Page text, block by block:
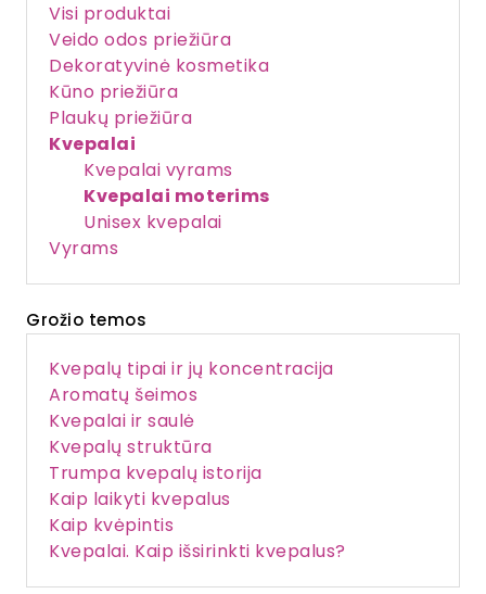
Visi produktai
Veido odos priežiūra
Dekoratyvinė kosmetika
Kūno priežiūra
Plaukų priežiūra
Kvepalai
Kvepalai vyrams
Kvepalai moterims
Unisex kvepalai
Vyrams
Grožio temos
Kvepalų tipai ir jų koncentracija
Aromatų šeimos
Kvepalai ir saulė
Kvepalų struktūra
Trumpa kvepalų istorija
Kaip laikyti kvepalus
Kaip kvėpintis
Kvepalai. Kaip išsirinkti kvepalus?